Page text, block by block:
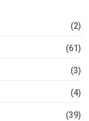
(2)
(61)
(3)
(4)
(39)